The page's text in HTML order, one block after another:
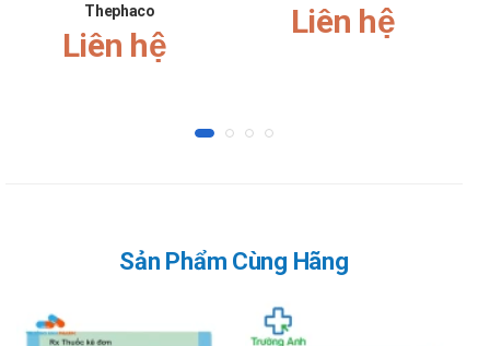
Loạn nhịp tim, đau đầu, đánh trống ngực, run.
Kích ứng niêm mạc hầu họng, tưa miệng, khản tiếng
Báo ngay cho bác sĩ các phản ứng phụ gặp phải để có
Tương tác với các thuốc khác
Người lái xe: Thận trọng khi sử dụng cho đối tượng lái xe
Thephaco
Liên hệ
Liên hệ
Sản Phẩm Cùng Hãng